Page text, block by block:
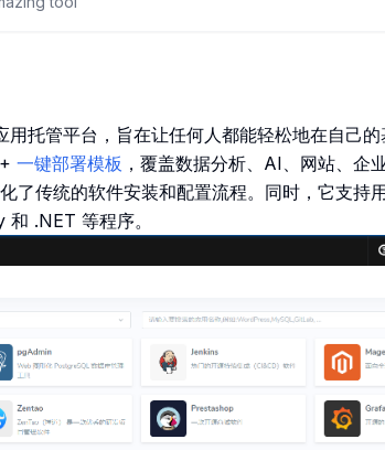
托管平台，旨在让任何人都能轻松地在自己的
一键部署模板 ，覆盖数据分析、AI、网站、企
了传统的软件安装和配置流程。同时，它支持
.NET 等程序。